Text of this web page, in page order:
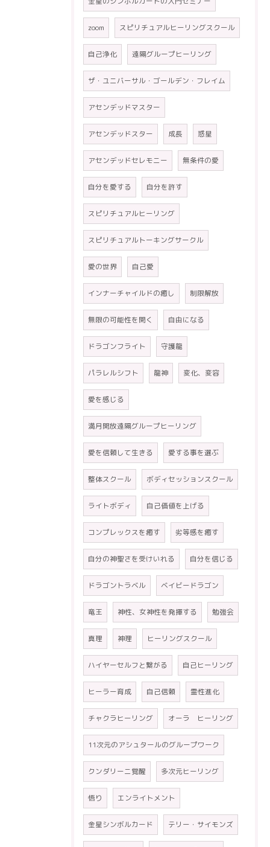
zoom スピリチュアルヒーリングスクール
自己浄化 遠隔グループヒーリング
ザ・ユニバーサル・ゴールデン・フレイム
アセンデッドマスター
アセンデッドスター 成長 惑星
アセンデッドセレモニー 無条件の愛
自分を愛する 自分を許す
スピリチュアルヒーリング
スピリチュアルトーキングサークル
愛の世界 自己愛
インナーチャイルドの癒し 制限解放
無限の可能性を開く 自由になる
ドラゴンフライト 守護龍
パラレルシフト 龍神 変化、変容
愛を感じる
満月開放遠隔グループヒーリング
愛を信頼して生きる 愛する事を選ぶ
整体スクール ボディセッションスクール
ライトボディ 自己価値を上げる
コンプレックスを癒す 劣等感を癒す
自分の神聖さを受けいれる 自分を信じる
ドラゴントラベル ベイビードラゴン
竜王 神性、女神性を発揮する 勉強会
真理 神理 ヒーリングスクール
ハイヤーセルフと繋がる 自己ヒーリング
ヒーラー育成 自己信頼 霊性進化
チャクラヒーリング オーラ ヒーリング
11次元のアシュタールのグループワーク
クンダリーニ覚醒 多次元ヒーリング
悟り エンライトメント
金星シンボルカード テリー・サイモンズ